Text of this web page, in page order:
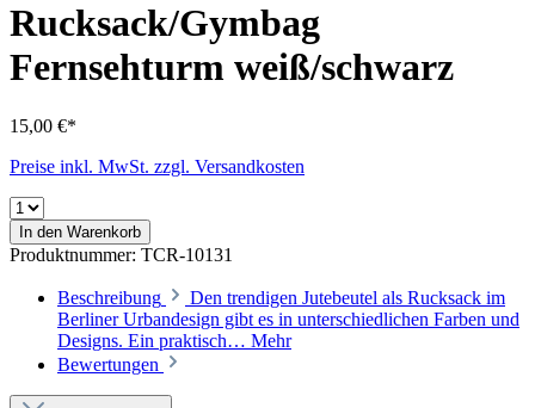
Rucksack/Gymbag
Fernsehturm weiß/schwarz
15,00 €*
Preise inkl. MwSt. zzgl. Versandkosten
In den Warenkorb
Produktnummer: TCR-10131
Beschreibung
Den trendigen Jutebeutel als Rucksack im
Berliner Urbandesign gibt es in unterschiedlichen Farben und
Designs. Ein praktisch… Mehr
Bewertungen